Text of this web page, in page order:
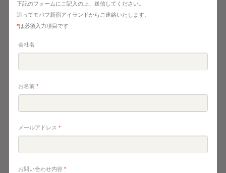
下記のフォームにご記入の上、送信してください。
追ってモバフ新宿アイランドからご連絡いたします。
*は必須入力項目です
会社名
お名前 *
メールアドレス *
お問い合わせ内容 *